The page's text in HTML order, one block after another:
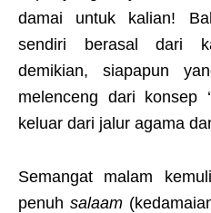
damai untuk kalian!
sendiri berasal dari
demikian, siapapun
melenceng dari konsep ‘
keluar dari jalur agama
Semangat malam
penuhsalaam